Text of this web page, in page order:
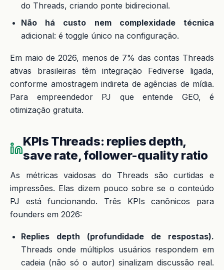
do Threads, criando ponte bidirecional.
Não há custo nem complexidade técnica
adicional: é toggle único na configuração.
Em maio de 2026, menos de 7% das contas Threads
ativas brasileiras têm integração Fediverse ligada,
conforme amostragem indireta de agências de mídia.
Para empreendedor PJ que entende GEO, é
otimização gratuita.
KPIs Threads: replies depth,
save rate, follower-quality ratio
As métricas vaidosas do Threads são curtidas e
impressões. Elas dizem pouco sobre se o conteúdo
PJ está funcionando. Três KPIs canônicos para
founders em 2026:
Replies depth (profundidade de respostas).
Threads onde múltiplos usuários respondem em
cadeia (não só o autor) sinalizam discussão real.